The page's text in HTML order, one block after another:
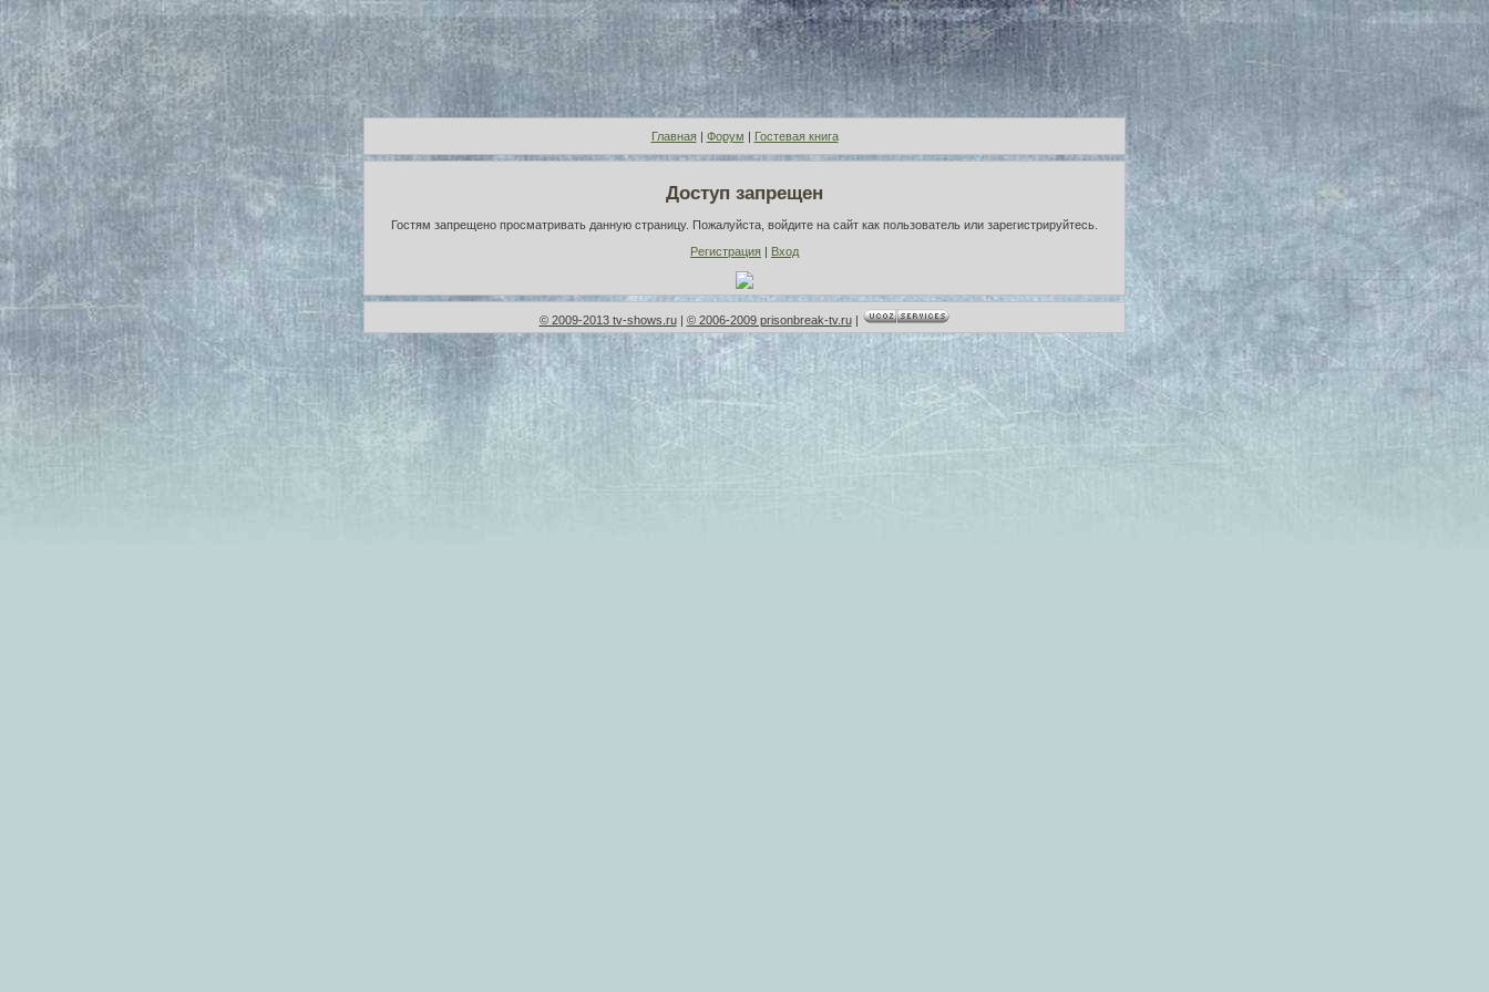
Главная| Форум | Гостевая книга
Доступ запрещен
Гостям запрещено просматривать данную страницу. Пожалуйста, войдите на сайт как пользователь или зарегистрируйтесь.
Регистрация
Вход
© 2009-2013 tv-shows.ru| © 2006-2009 prisonbreak-tv.ru|